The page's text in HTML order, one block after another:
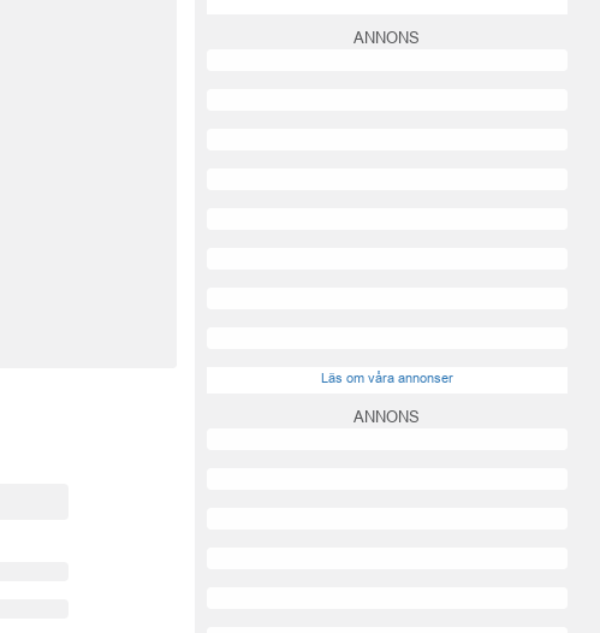
ANNONS
Läs om våra annonser
ANNONS